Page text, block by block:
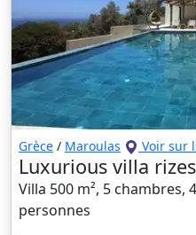
Grèce / Maroulas Voir sur
Luxurious villa
Villa 500 m², 5 chambres,
personnes